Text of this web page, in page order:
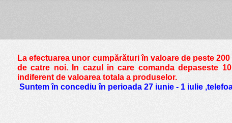
La efectuarea unor cumpărături în valoare de peste
de catre noi. In cazul in care comanda depaseste
indiferent de valoarea totala a produselor.
Suntem în concediu în perioada 27 iunie - 1 iulie